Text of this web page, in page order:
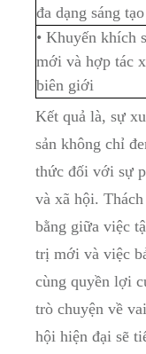
đa dạng sáng tạo
• Khuyến khích
mới và hợp tác
biên giới
Kết quả là, sự
sản không chỉ
thức đối với sự
và xã hội.
bằng giữa việc
trị mới và việc
cùng quyền lợi
trò chuyện về
hội hiện đại sẽ